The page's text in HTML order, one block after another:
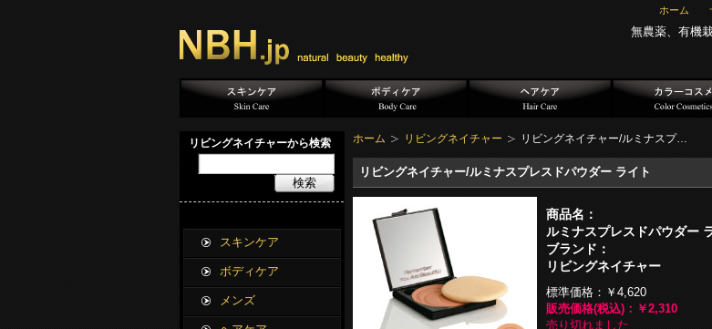
ホーム
無農薬、有機
ホーム リビングネイチャー リビングネイチャー/ルミナスプ…
リビングネイチャー/ルミナスプレスドパウダー ライト
商品名：
ルミナスプレスドパウダー
ブランド：
リビングネイチャー
標準価格： ￥4,620
販売価格(税込)： ￥2,310
売り切れました
リビングネイチャーから検索
検索
スキンケア
ボディケア
メンズ